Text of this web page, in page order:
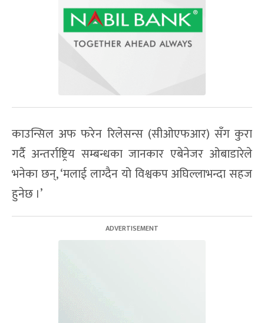
काउन्सिल अफ फरेन रिलेसन्स (सीओएफआर) सँग कुरा
गर्दै अन्तर्राष्ट्रिय सम्बन्धका जानकार एबेनेजर ओबाडारेले
भनेका छन्, ‘मलाई लाग्दैन यो विश्वकप अघिल्लाभन्दा सहज
हुनेछ ।’